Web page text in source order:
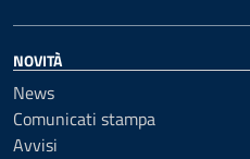
NOVITÀ
News
Comunicati stampa
Avvisi